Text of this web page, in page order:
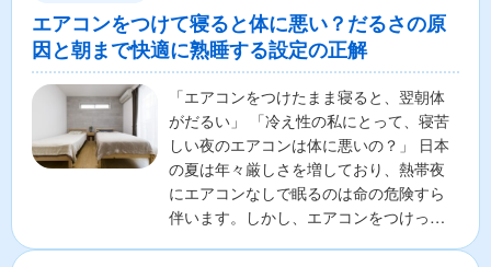
エアコンをつけて寝ると体に悪い？だるさの原
因と朝まで快適に熟睡する設定の正解
「エアコンをつけたまま寝ると、翌朝体
がだるい」 「冷え性の私にとって、寝苦
しい夜のエアコンは体に悪いの？」 日本
の夏は年々厳しさを増しており、熱帯夜
にエアコンなしで眠るのは命の危険すら
伴います。しかし、エアコンをつけっぱ